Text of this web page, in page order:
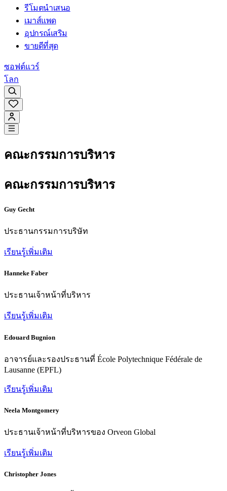
รีโมตนำเสนอ
เมาส์แพด
อุปกรณ์เสริม
ขายดีที่สุด
ซอฟต์แวร์
โลก
คณะกรรมการบริหาร
คณะกรรมการบริหาร
Guy Gecht
ประธานกรรมการบริษัท
เรียนรู้เพิ่มเติม
Hanneke Faber
ประธานเจ้าหน้าที่บริหาร
เรียนรู้เพิ่มเติม
Edouard Bugnion
อาจารย์และรองประธานที่ École Polytechnique Fédérale de
Lausanne (EPFL)
เรียนรู้เพิ่มเติม
Neela Montgomery
ประธานเจ้าหน้าที่บริหารของ Orveon Global
เรียนรู้เพิ่มเติม
Christopher Jones